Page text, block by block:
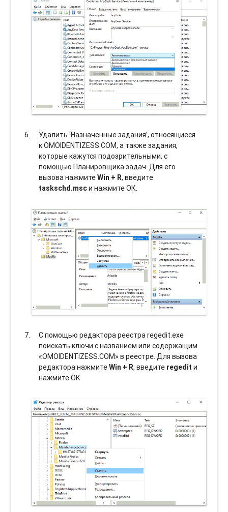
Удалить ‘Назначенные задания’, относящиеся
к OMOIDENTIZESS.COM, а также задания,
которые кажутся подозрительными, с
помощью Планировщика задач. Для его
вызова нажмитеWin + R, введите
taskschd.mscи нажмите ОК.
С помощью редактора реестра regedit.exe
поискать ключи с названием или содержащим
«OMOIDENTIZESS.COM» в реестре. Для вызова
редактора нажмитеWin + R, введите regedit и
нажмите ОК.